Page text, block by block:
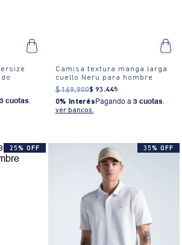
3 cuotas.
Camisa textura manga larga
cuello Neru para hombre
$ 169.900$ 93 .445
0% Interés Pagando a 3 cuotas.
ver bancos.
25% OFF 35% OFF